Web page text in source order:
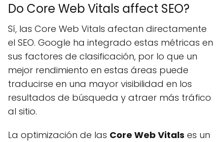
Do Core Web Vitals affect SEO?
Sí, las Core Web Vitals afectan directamente
el SEO. Google ha integrado estas métricas en
sus factores de clasificación, por lo que un
mejor rendimiento en estas áreas puede
traducirse en una mayor visibilidad en los
resultados de búsqueda y atraer más tráfico
al sitio.
La optimización de las Core Web Vitals es un